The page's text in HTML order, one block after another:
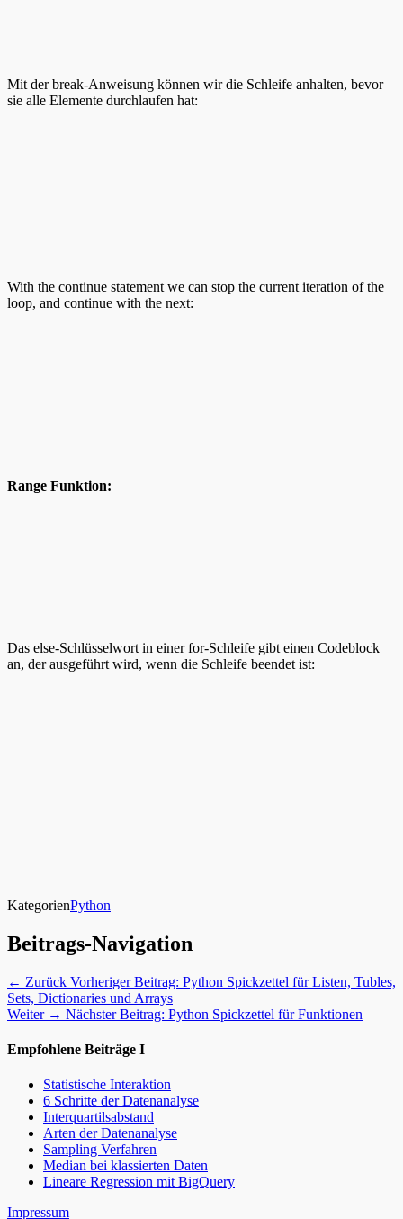
Mit der break-Anweisung können wir die Schleife anhalten, bevor
sie alle Elemente durchlaufen hat:
With the continue statement we can stop the current iteration of the
loop, and continue with the next:
Range Funktion:
Das else-Schlüsselwort in einer for-Schleife gibt einen Codeblock
an, der ausgeführt wird, wenn die Schleife beendet ist:
KategorienPython
Beitrags-Navigation
← Zurück Vorheriger Beitrag: Python Spickzettel für Listen, Tubles,
Sets, Dictionaries und Arrays
Weiter → Nächster Beitrag: Python Spickzettel für Funktionen
Empfohlene Beiträge I
Statistische Interaktion
6 Schritte der Datenanalyse
Interquartilsabstand
Arten der Datenanalyse
Sampling Verfahren
Median bei klassierten Daten
Lineare Regression mit BigQuery
Impressum